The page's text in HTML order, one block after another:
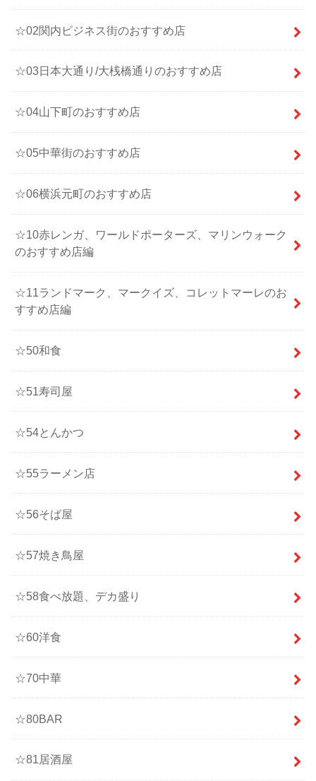
☆02関内ビジネス街のおすすめ店
☆03日本大通り/大桟橋通りのおすすめ店
☆04山下町のおすすめ店
☆05中華街のおすすめ店
☆06横浜元町のおすすめ店
☆10赤レンガ、ワールドポーターズ、マリンウォーク
のおすすめ店編
☆11ランドマーク、マークイズ、コレットマーレのお
すすめ店編
☆50和食
☆51寿司屋
☆54とんかつ
☆55ラーメン店
☆56そば屋
☆57焼き鳥屋
☆58食べ放題、デカ盛り
☆60洋食
☆70中華
☆80BAR
☆81居酒屋